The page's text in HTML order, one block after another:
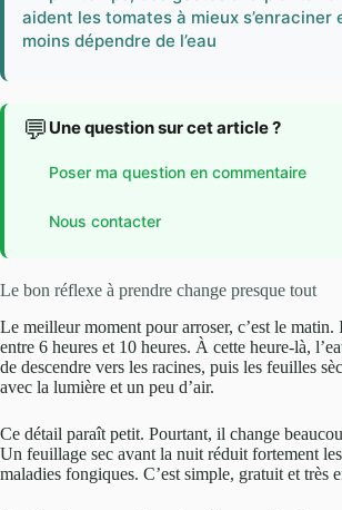
aident les tomates à mieux s’enraciner
moins dépendre de l’eau
💬 Une question sur cet article ?
Poser ma question en commentaire
Nous contacter
Le bon réflexe à prendre change presque tout
Le meilleur moment pour arroser, c’est le matin.
entre 6 heures et 10 heures. À cette heure-là,
de descendre vers les racines, puis les feuilles
avec la lumière et un peu d’air.
Ce détail paraît petit. Pourtant, il change
Un feuillage sec avant la nuit réduit fortement
maladies fongiques. C’est simple, gratuit et très